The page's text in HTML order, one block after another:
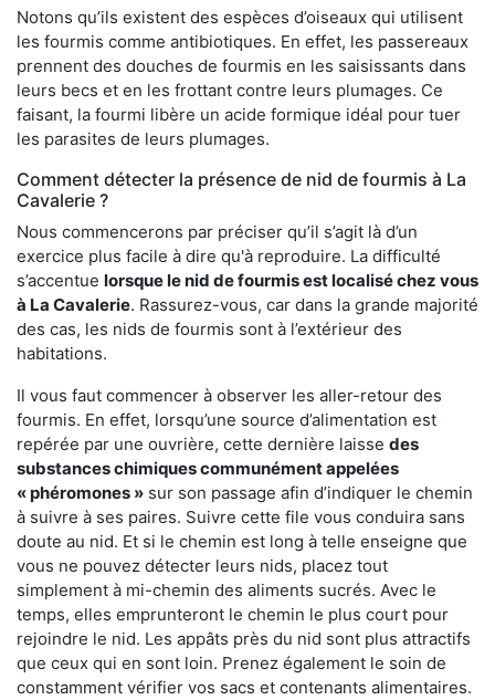
Notons qu’ils existent des espèces d’oiseaux qui utilisent
les fourmis comme antibiotiques. En effet, les passereaux
prennent des douches de fourmis en les saisissants dans
leurs becs et en les frottant contre leurs plumages. Ce
faisant, la fourmi libère un acide formique idéal pour tuer
les parasites de leurs plumages.
Comment détecter la présence de nid de fourmis à La
Cavalerie ?
Nous commencerons par préciser qu’il s’agit là d’un
exercice plus facile à dire qu'à reproduire. La difficulté
s’accentue lorsque le nid de fourmis est localisé chez vous
à La Cavalerie. Rassurez-vous, car dans la grande majorité
des cas, les nids de fourmis sont à l’extérieur des
habitations.
Il vous faut commencer à observer les aller-retour des
fourmis. En effet, lorsqu’une source d’alimentation est
repérée par une ouvrière, cette dernière laisse des
substances chimiques communément appelées
« phéromones » sur son passage afin d’indiquer le chemin
à suivre à ses paires. Suivre cette file vous conduira sans
doute au nid. Et si le chemin est long à telle enseigne que
vous ne pouvez détecter leurs nids, placez tout
simplement à mi-chemin des aliments sucrés. Avec le
temps, elles emprunteront le chemin le plus court pour
rejoindre le nid. Les appâts près du nid sont plus attractifs
que ceux qui en sont loin. Prenez également le soin de
constamment vérifier vos sacs et contenants alimentaires.